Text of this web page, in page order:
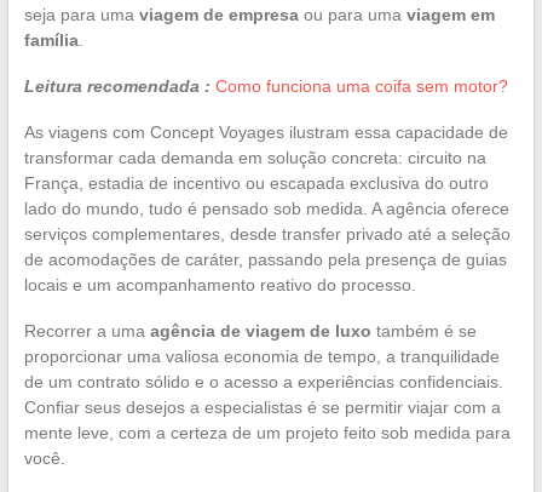
seja para uma viagem de empresaou para uma viagem em
família.
Leitura recomendada : Como funciona uma coifa sem motor?
As viagens com Concept Voyages ilustram essa capacidade de
transformar cada demanda em solução concreta: circuito na
França, estadia de incentivo ou escapada exclusiva do outro
lado do mundo, tudo é pensado sob medida. A agência oferece
serviços complementares, desde transfer privado até a seleção
de acomodações de caráter, passando pela presença de guias
locais e um acompanhamento reativo do processo.
Recorrer a uma agência de viagem de luxo também é se
proporcionar uma valiosa economia de tempo, a tranquilidade
de um contrato sólido e o acesso a experiências confidenciais.
Confiar seus desejos a especialistas é se permitir viajar com a
mente leve, com a certeza de um projeto feito sob medida para
você.